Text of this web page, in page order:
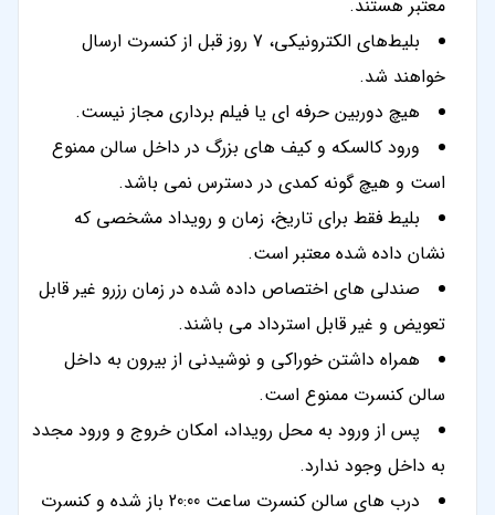
معتبر هستند.
بلیط‌های الکترونیکی، 7 روز قبل از کنسرت ارسال
خواهند شد.
هیچ دوربین حرفه ای یا فیلم برداری مجاز نیست.
ورود کالسکه و کیف های بزرگ در داخل سالن ممنوع
است و هیچ گونه کمدی در دسترس نمی باشد.
بلیط فقط برای تاریخ، زمان و رویداد مشخصی که
نشان داده شده معتبر است.
صندلی های اختصاص داده شده در زمان رزرو غیر قابل
تعویض و غیر قابل استرداد می باشند.
همراه داشتن خوراکی و نوشیدنی از بیرون به داخل
سالن کنسرت ممنوع است.
پس از ورود به محل رویداد، امکان خروج و ورود مجدد
به داخل وجود ندارد.
درب های سالن کنسرت ساعت 20:00 باز شده و کنسرت